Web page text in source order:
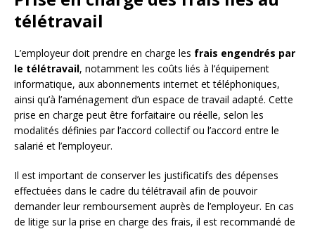
télétravail
L’employeur doit prendre en charge les frais engendrés par
le télétravail, notamment les coûts liés à l’équipement
informatique, aux abonnements internet et téléphoniques,
ainsi qu’à l’aménagement d’un espace de travail adapté. Cette
prise en charge peut être forfaitaire ou réelle, selon les
modalités définies par l’accord collectif ou l’accord entre le
salarié et l’employeur.
Il est important de conserver les justificatifs des dépenses
effectuées dans le cadre du télétravail afin de pouvoir
demander leur remboursement auprès de l’employeur. En cas
de litige sur la prise en charge des frais, il est recommandé de